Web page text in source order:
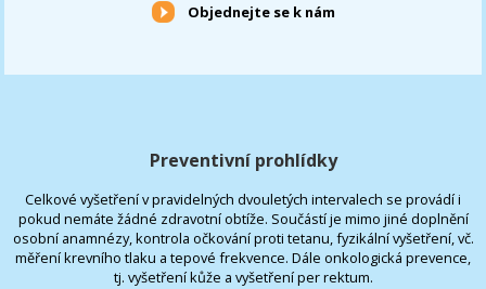
Objednejte se k nám
Preventivní prohlídky
Celkové vyšetření v pravidelných dvouletých intervalech se provádí i
pokud nemáte žádné zdravotní obtíže. Součástí je mimo jiné doplnění
osobní anamnézy, kontrola očkování proti tetanu, fyzikální vyšetření, vč.
měření krevního tlaku a tepové frekvence. Dále onkologická prevence,
tj. vyšetření kůže a vyšetření per rektum.